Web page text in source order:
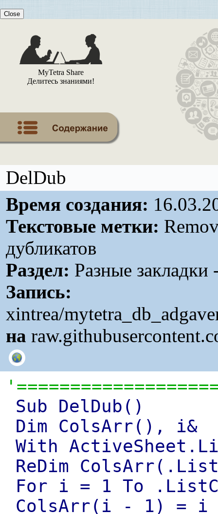
Close
MyTetra Share
Делитесь знаниями!
DelDub
Время создания:
Текстовые метки:
дубликатов
Раздел: Разные
Запись:
xintrea/
на
Sub DelDub()
Dim ColsArr(), i&
With
ReDim
For i = 1 To
ColsArr(i - 1) = i